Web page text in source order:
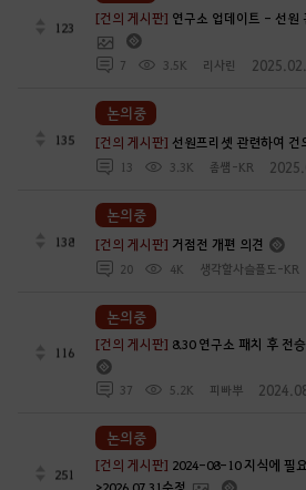
123
[건의 게시판] 연구소 업데이트 - 선원
7 3.5K 리사린
135 [건의 게시판]선원프리셋 관련하여 건
13 3.3K 좀썜-KR
논의중
138 [건의 게시판] 거점전 개편 의견
20 4K 생각할사슬플도-KR
논의중
116 [건의 게시판] 8.30 연구소 패치 후 전
37 5.2K 피빠뿌
논의중
251
[건의 게시판] 2024-08-10 지식에 필
논의중